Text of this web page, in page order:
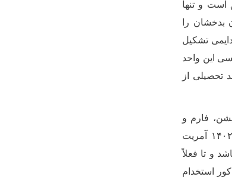
است و تنها
بدخشان را
را کادر علمی دایمی تشکیل
تدریسی این واحد
تحصیلی از
تکنیشن، فارم و
کلنیک حقوقی در سطح پوهنتون و پوهنحی‌ها تنظیم شده اند. بر اساس گزارش ربع چهارم سال ۱۴۰۲ آمریت
ریاست ۱۹۲ بست کادری می‌باشد و تا فعلاً
می‌کنندکه ازجمله ۱۱ تن آن طبقه اناث و ۱۵۱ تن آن ذکور استخدام